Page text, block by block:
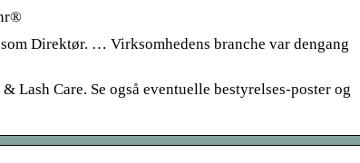
Direktør. … Virksomhedens branche var dengang
Lash Care. Se også eventuelle bestyrelses-poster og